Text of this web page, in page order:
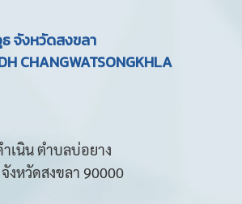
ธ จังหวัดสงขลา
CHANGWATSONGKHLA
เนิน ตำบลบ่อยาง
งหวัดสงขลา 90000